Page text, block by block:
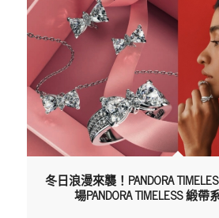
冬日浪漫來襲！PANDORA
場PANDORA TIMELESS 緞